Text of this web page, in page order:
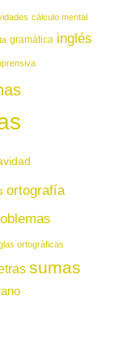
cálculo mental
gramática inglés
ortografía
ortográficas
sumas